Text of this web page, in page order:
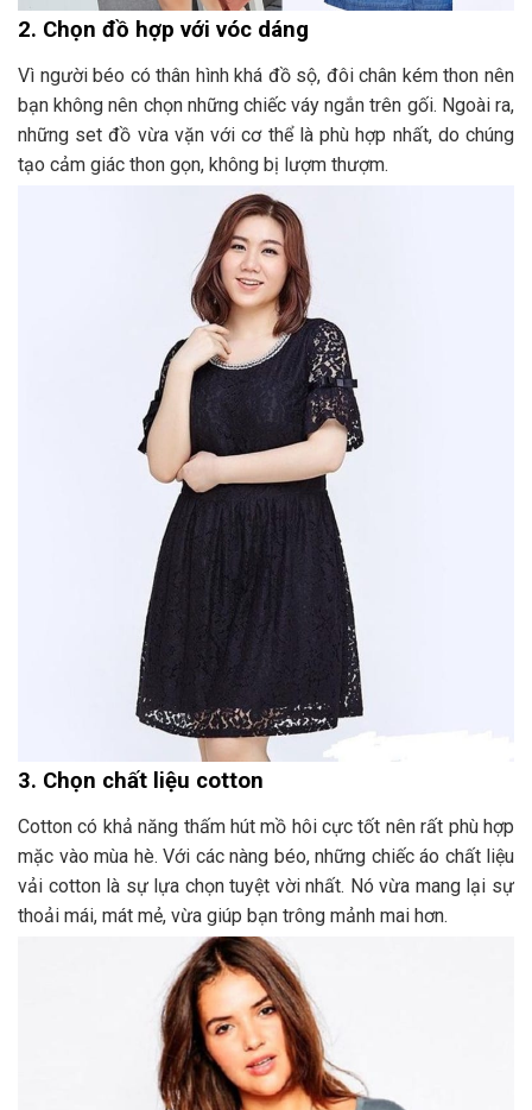
2. Chọn đồ hợp với vóc dáng
Vì người béo có thân hình khá đồ sộ, đôi chân kém thon nên
bạn không nên chọn những chiếc váy ngắn trên gối. Ngoài ra,
những set đồ vừa vặn với cơ thể là phù hợp nhất, do chúng
tạo cảm giác thon gọn, không bị lượm thượm.
3. Chọn chất liệu cotton
Cotton có khả năng thấm hút mồ hôi cực tốt nên rất phù hợp
mặc vào mùa hè. Với các nàng béo, những chiếc áo chất liệu
vải cotton là sự lựa chọn tuyệt vời nhất. Nó vừa mang lại sự
thoải mái, mát mẻ, vừa giúp bạn trông mảnh mai hơn.